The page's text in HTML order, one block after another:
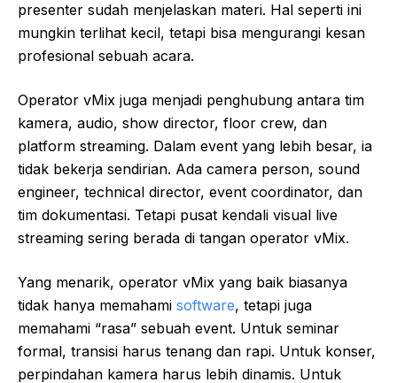
presenter sudah menjelaskan materi. Hal seperti ini
mungkin terlihat kecil, tetapi bisa mengurangi kesan
profesional sebuah acara.
Operator vMix juga menjadi penghubung antara tim
kamera, audio, show director, floor crew, dan
platform streaming. Dalam event yang lebih besar, ia
tidak bekerja sendirian. Ada camera person, sound
engineer, technical director, event coordinator, dan
tim dokumentasi. Tetapi pusat kendali visual live
streaming sering berada di tangan operator vMix.
Yang menarik, operator vMix yang baik biasanya
tidak hanya memahami software, tetapi juga
memahami “rasa” sebuah event. Untuk seminar
formal, transisi harus tenang dan rapi. Untuk konser,
perpindahan kamera harus lebih dinamis. Untuk